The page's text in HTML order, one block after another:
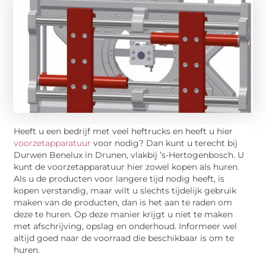
Heeft u een bedrijf met veel heftrucks en heeft u hier
voorzetapparatuur voor nodig? Dan kunt u terecht bij
Durwen Benelux in Drunen, vlakbij ’s-Hertogenbosch. U
kunt de voorzetapparatuur hier zowel kopen als huren.
Als u de producten voor langere tijd nodig heeft, is
kopen verstandig, maar wilt u slechts tijdelijk gebruik
maken van de producten, dan is het aan te raden om
deze te huren. Op deze manier krijgt u niet te maken
met afschrijving, opslag en onderhoud. Informeer wel
altijd goed naar de voorraad die beschikbaar is om te
huren.